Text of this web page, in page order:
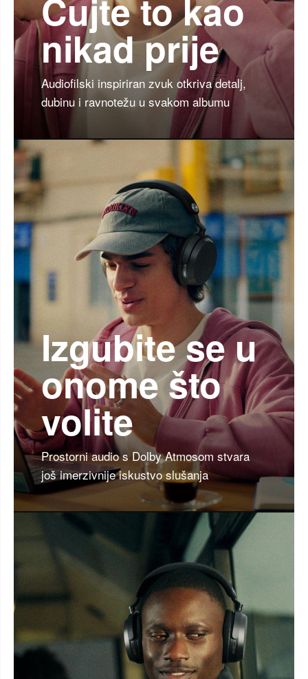
Čujte to kao
nikad prije
Audiofilski inspiriran zvuk otkriva detalj,
dubinu i ravnotežu u svakom albumu
Izgubite se u
onome što
volite
Prostorni audio s Dolby Atmosom stvara
još imerzivnije iskustvo slušanja